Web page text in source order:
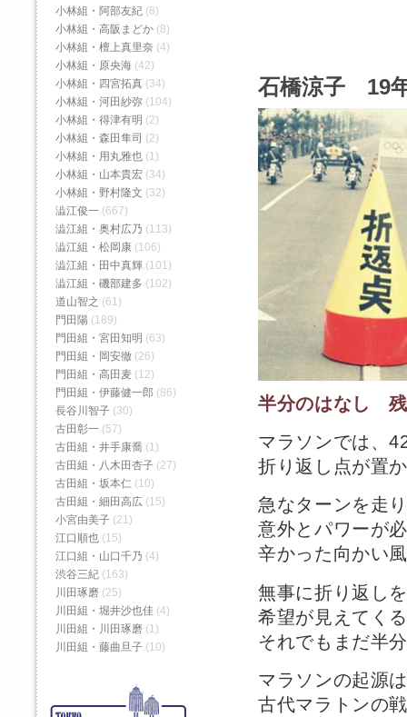
石橋涼子 19
半分のはなし
マラソンでは、
折り返し点が置
急なターンを走
意外とパワーが
辛かった向かい
無事に折り返し
希望が見えてく
それでもまだ半
マラソンの起源
古代マラトンの
小林組・阿部友紀 (8)
小林組・高阪まどか (8)
小林組・檀上真里奈 (4)
小林組・原央海 (42)
小林組・四宮拓真 (34)
小林組・河田紗弥 (104)
小林組・得津有明 (2)
小林組・森田隼司 (2)
小林組・用丸雅也 (1)
小林組・山本貴宏 (34)
小林組・野村隆文 (32)
澁江俊一 (667)
澁江組・奥村広乃 (113)
澁江組・松岡康 (106)
澁江組・田中真輝 (101)
澁江組・磯部建多 (102)
道山智之 (61)
門田陽 (189)
門田組・宮田知明 (63)
門田組・岡安徹 (26)
門田組・高田麦 (12)
門田組・伊藤健一郎 (86)
長谷川智子 (30)
古田彰一 (57)
古田組・井手康喬 (1)
古田組・八木田杏子 (27)
古田組・坂本仁 (10)
古田組・細田高広 (15)
小宮由美子 (21)
江口順也 (15)
江口組・山口千乃 (4)
渋谷三紀 (163)
川田琢磨 (25)
川田組・堀井沙也佳 (4)
川田組・川田琢磨 (1)
川田組・藤曲旦子 (10)